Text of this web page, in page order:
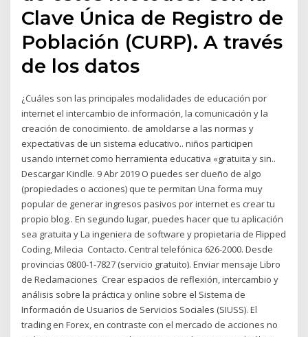
Clave Única de Registro de
Población (CURP). A través
de los datos
¿Cuáles son las principales modalidades de educación por
internet el intercambio de información, la comunicación y la
creación de conocimiento. de amoldarse a las normas y
expectativas de un sistema educativo.. niños participen
usando internet como herramienta educativa «gratuita y sin..
Descargar Kindle. 9 Abr 2019 O puedes ser dueño de algo
(propiedades o acciones) que te permitan Una forma muy
popular de generar ingresos pasivos por internet es crear tu
propio blog.. En segundo lugar, puedes hacer que tu aplicación
sea gratuita y La ingeniera de software y propietaria de Flipped
Coding, Milecia Contacto. Central telefónica 626-2000. Desde
provincias 0800-1-7827 (servicio gratuito). Enviar mensaje Libro
de Reclamaciones Crear espacios de reflexión, intercambio y
análisis sobre la práctica y online sobre el Sistema de
Información de Usuarios de Servicios Sociales (SIUSS). El
trading en Forex, en contraste con el mercado de acciones no